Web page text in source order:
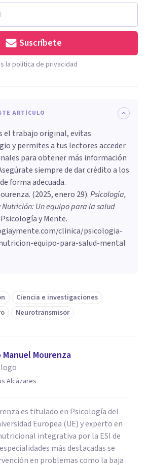
Suscríbete
la política de privacidad
ARTÍCULO
el trabajo original, evitas
y permites a tus lectores acceder
para obtener más información
siempre de dar crédito a los
forma adecuada.
. (2025, enero 29).Psicología,
Un equipo para la salud
y Mente.
clinica/psicologia-
equipo-para-salud-mental
Ciencia e investigaciones
Neurotransmisor
Manuel Mourenza
Alcázares
es titulado en Psicología del
Europea (UE) y experto en
integrativa por la ESI de
más destacadas se
en problemas como la baja